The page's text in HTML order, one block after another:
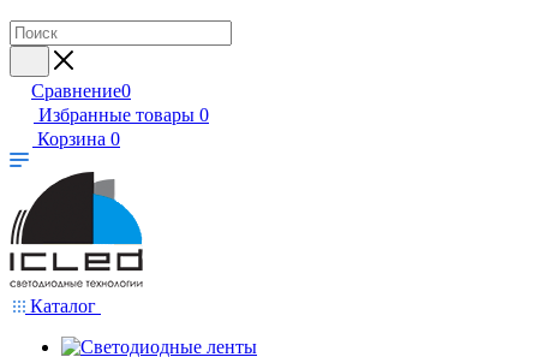
Сравнение0
Избранные товары 0
Корзина 0
Каталог